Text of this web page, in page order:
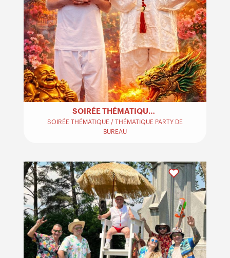
SOIRÉE THÉMATIQUE ASIATIQUE
SOIRÉE THÉMATIQUE / THÉMATIQUE PARTY DE
BUREAU